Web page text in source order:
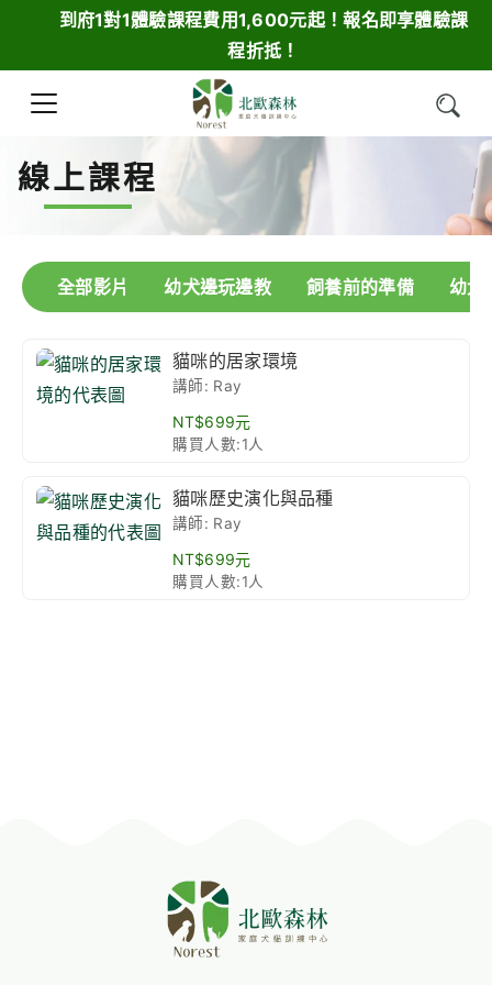
到府1對1體驗課程費用1,600元起！報名即享體驗課
程折抵！
線上課程
全部影片 幼犬邊玩邊教 飼養前的準備 幼犬
貓咪的居家環境
講師: Ray
NT$699元
購買人數:1人
貓咪歷史演化與品種
講師: Ray
NT$699元
購買人數:1人